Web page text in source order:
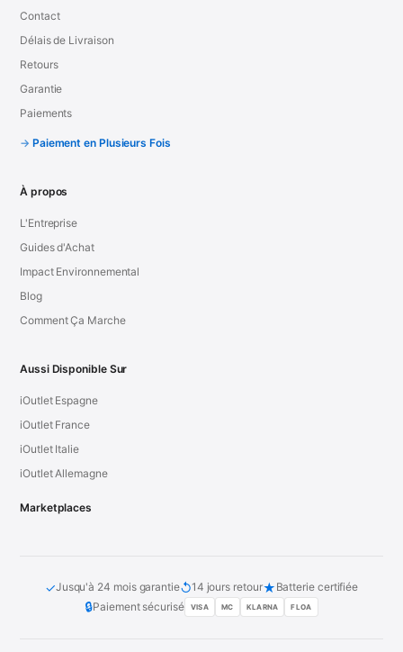
Contact
Délais de Livraison
Retours
Garantie
Paiements
Paiement en Plusieurs Fois
À propos
L'Entreprise
Guides d'Achat
Impact Environnemental
Blog
Comment Ça Marche
Aussi Disponible Sur
iOutlet Espagne
iOutlet France
iOutlet Italie
iOutlet Allemagne
Marketplaces
✓Jusqu'à 24 mois garantie↺14 jours retour★ Batterie certifiée
🔒Paiement sécurisé VISA MC KLARNA FLOA